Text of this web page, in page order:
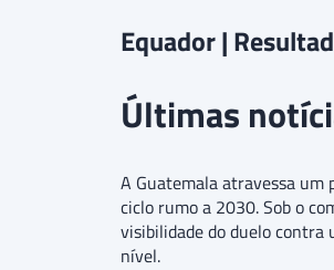
Equador |
Últimas
A Guatemala atravessa um
ciclo rumo a 2030. Sob o
visibilidade do duelo contra
nível.